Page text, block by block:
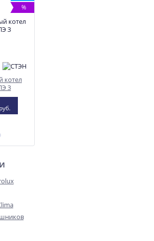
%
котел
3
руб.